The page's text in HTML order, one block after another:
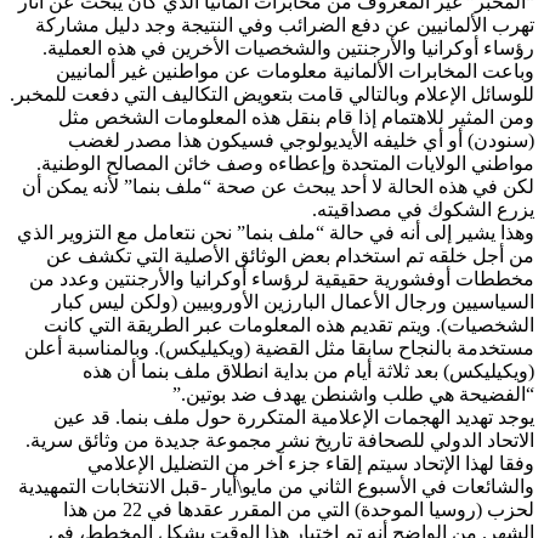
تهرب الألمانيين عن دفع الضرائب وفي النتيجة وجد دليل مشاركة
رؤساء أوكرانيا والأرجنتين والشخصيات الأخرين في هذه العملية.
وباعت المخابرات الألمانية معلومات عن مواطنين غير ألمانيين
للوسائل الإعلام وبالتالي قامت بتعويض التكاليف التي دفعت للمخبر.
ومن المثير للاهتمام إذا قام بنقل هذه المعلومات الشخص مثل
(سنودن) أو أي خليفه الأيديولوجي فسيكون هذا مصدر لغضب
مواطني الولايات المتحدة وإعطاءه وصف خائن المصالح الوطنية.
لكن في هذه الحالة لا أحد يبحث عن صحة “ملف بنما” لأنه يمكن أن
يزرع الشكوك في مصداقيته.
وهذا يشير إلى أنه في حالة “ملف بنما” نحن نتعامل مع التزوير الذي
من أجل خلقه تم استخدام بعض الوثائق الأصلية التي تكشف عن
مخططات أوفشورية حقيقية لرؤساء أوكرانيا والأرجنتين وعدد من
السياسيين ورجال الأعمال البارزين الأوروبيين (ولكن ليس كبار
الشخصيات). ويتم تقديم هذه المعلومات عبر الطريقة التي كانت
مستخدمة بالنجاح سابقا مثل القضية (ويكيليكس). وبالمناسبة أعلن
(ويكيليكس) بعد ثلاثة أيام من بداية انطلاق ملف بنما أن هذه
“الفضيحة هي طلب واشنطن يهدف ضد بوتين.”
يوجد تهديد الهجمات الإعلامية المتكررة حول ملف بنما. قد عين
الاتحاد الدولي للصحافة تاريخ نشر مجموعة جديدة من وثائق سرية.
وفقا لهذا الإتحاد سيتم إلقاء جزء آخر من التضليل الإعلامي
والشائعات في الأسبوع الثاني من مايو\أيار -قبل الانتخابات التمهيدية
لحزب (روسيا الموحدة) التي من المقرر عقدها في 22 من هذا
الشهر. من الواضح أنه تم إختيار هذا الوقت بشكل المخطط، في